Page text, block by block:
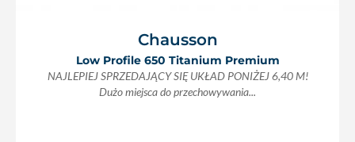
Chausson
Low Profile 650 Titanium Premium
NAJLEPIEJ SPRZEDAJĄCY SIĘ UKŁAD PONIŻEJ 6,40 M!
Dużo miejsca do przechowywania...